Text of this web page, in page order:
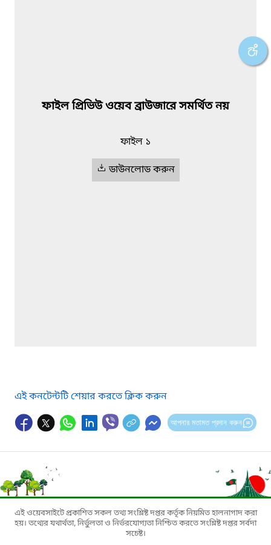
ফাইল প্রিভিউ ওয়েব ব্রাউজারে সমর্থিত নয়
ফাইল ১
ডাউনলোড করুন
এই কনটেন্টটি শেয়ার করতে ক্লিক করুন
আপনার মতামত প্রদান করুন
এই ওয়েবসাইটে প্রকাশিত সকল তথ্য সংশ্লিষ্ট দপ্তর কর্তৃক নিয়মিত হালনাগাদ করা
হয়। তথ্যের যথার্থতা, নির্ভুলতা ও নির্ভরযোগ্যতা নিশ্চিত করতে সংশ্লিষ্ট দপ্তর সর্বদা
সচেষ্ট।